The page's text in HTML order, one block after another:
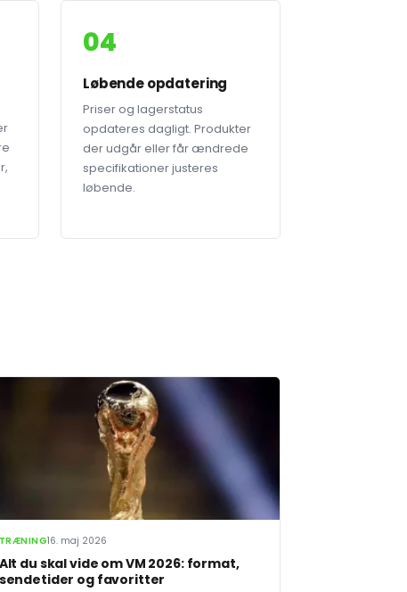
04
Løbende opdatering
Priser og lagerstatus
opdateres dagligt. Produkter
der udgår eller får ændrede
specifikationer justeres
løbende.
TRÆNING16. maj 2026
Alt du skal vide om VM 2026: format,
sendetider og favoritter